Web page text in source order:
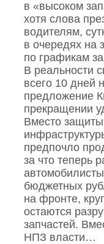
в «высоком
хотя слова
водителям,
в очередях на
по графикам
В реальности
всего 10 дней
предложение
прекращении
Вместо защиты
предпочло
за что теперь
бюджетных
на фронте,
остаются
запчастей.
НПЗ власти…